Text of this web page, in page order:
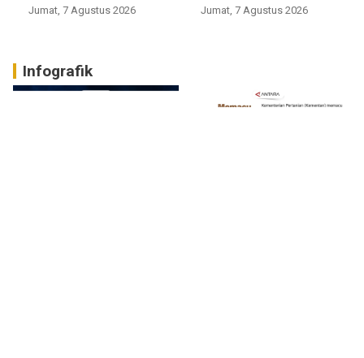
Jumat, 7 Agustus 2026 Jumat, 7 Agustus 2026
Infografik